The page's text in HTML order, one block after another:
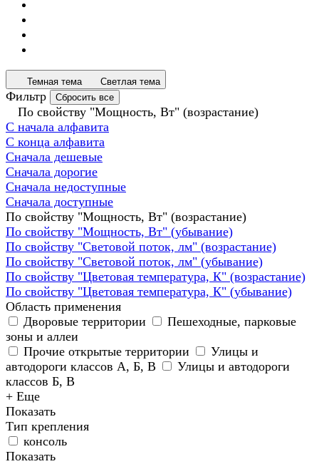
Темная тема Светлая тема
Фильтр Сбросить все
По свойству "Мощность, Вт" (возрастание)
С начала алфавита
С конца алфавита
Сначала дешевые
Сначала дорогие
Сначала недоступные
Сначала доступные
По свойству "Мощность, Вт" (возрастание)
По свойству "Мощность, Вт" (убывание)
По свойству "Световой поток, лм" (возрастание)
По свойству "Световой поток, лм" (убывание)
По свойству "Цветовая температура, К" (возрастание)
По свойству "Цветовая температура, К" (убывание)
Область применения
Дворовые территории
Пешеходные, парковые
зоны и аллеи
Прочие открытые территории
Улицы и
автодороги классов А, Б, В
Улицы и автодороги
классов Б, В
+ Еще
Показать
Тип крепления
консоль
Показать